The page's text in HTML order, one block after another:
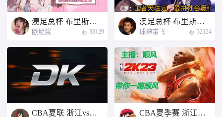
澳足总杯 布里斯班狮吼 - 悉尼FC
欧尼酱 33129
澳足总杯 布里斯班狮吼 - 悉尼FC
球神带飞 32124
CBA夏联 浙江vs深圳 CBA夏季赛 浙江方兴渡 - 深圳马可波罗